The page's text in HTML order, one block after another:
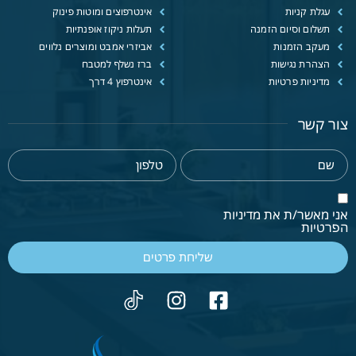
עגלת קניות
תשלום וסיום הזמנה
מעקב הזמנות
הצהרת נגישות
מדיניות פרטיות
אינטרפוצים ומוטות פינוק
תעלות ניקוז אופנתיות
אביזרי אמבט ומוצרים נלווים
ברז נשלף למטבח
אינטרפוץ 4 דרך
צור קשר
אני מאשר/ת את מדיניות
הפרטיות
שליחת פרטים